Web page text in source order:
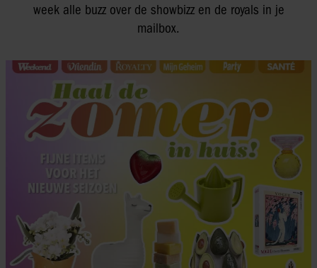
week alle buzz over de showbizz en de royals in je
mailbox.